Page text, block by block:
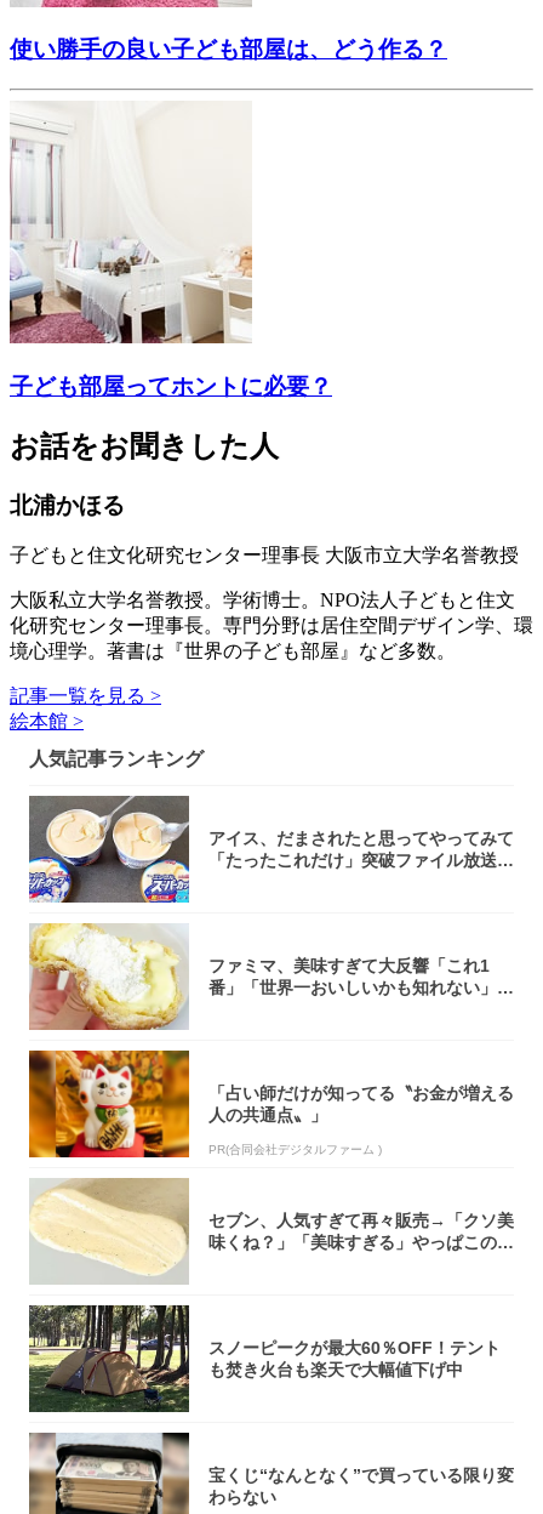
使い勝手の良い子ども部屋は、どう作る？
子ども部屋ってホントに必要？
お話をお聞きした人
北浦かほる
子どもと住文化研究センター理事長 大阪市立大学名誉教授
大阪私立大学名誉教授。学術博士。NPO法人子どもと住文
化研究センター理事長。専門分野は居住空間デザイン学、環
境心理学。著書は『世界の子ども部屋』など多数。
記事一覧を見る >
絵本館 >
人気記事ランキング
アイス、だまされたと思ってやってみて
「たったこれだけ」突破ファイル放送で
ファミマ、美味すぎて大反響「これ1
番」「世界一おいしいかも知れない」
「占い師だけが知ってる〝お金が増える
人の共通点〟」
PR(合同会社デジタルファーム )
セブン、人気すぎて再々販売→「クソ美
味くね？」「美味すぎる」やっぱこのク
スノーピークが最大60％OFF！テント
も焚き火台も楽天で大幅値下げ中
宝くじ“なんとなく”で買っている限り変
わらない